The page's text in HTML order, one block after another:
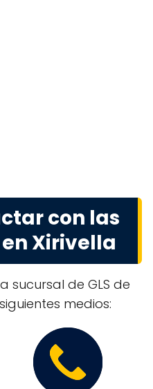
con las
en Xirivella
sucursal de GLS de
medios: